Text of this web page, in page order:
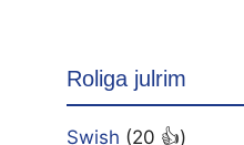
Roliga julrim
Swish (20 👍)